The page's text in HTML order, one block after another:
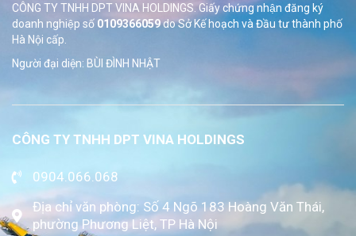
CÔNG TY TNHH DPT VINA HOLDINGS. Giấy chứng nhận đăng ký
doanh nghiệp số 0109366059do SởKế hoạch và Đầu tư thành phố
Hà Nội cấp.
Người đại diện: BÙI ĐÌNH NHẬT
CÔNG TY TNHH DPT VINA HOLDINGS
0904.066.068
Địa chỉ văn phòng: Số 4 Ngõ 183 Hoàng Văn Thái,
phường Phương Liệt, TP Hà Nội